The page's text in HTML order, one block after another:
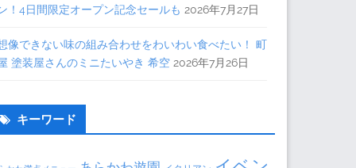
！4日間限定オープン記念セールも 2026年7月27日
像できない味の組み合わせをわいわい食べたい！ 町
塗装屋さんのミニたいやき 希空 2026年7月26日
キーワード